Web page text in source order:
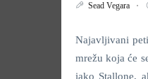
Sead Vegara
Najavljivani
mrežu koja će
iako Stallone,